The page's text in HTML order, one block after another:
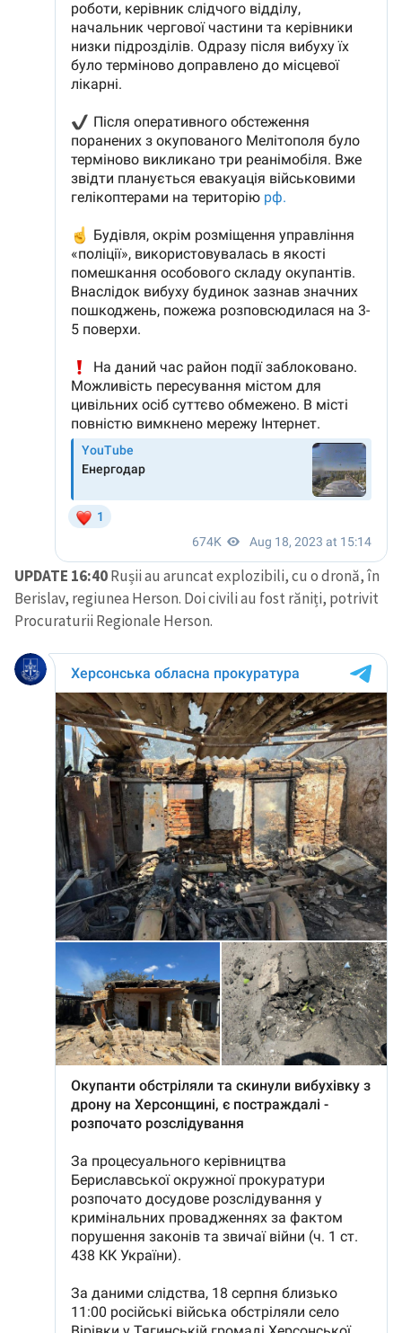
UPDATE 16:40Rușii au aruncat explozibili, cu o dronă, în
Berislav, regiunea Herson. Doi civili au fost răniți, potrivit
Procuraturii Regionale Herson.